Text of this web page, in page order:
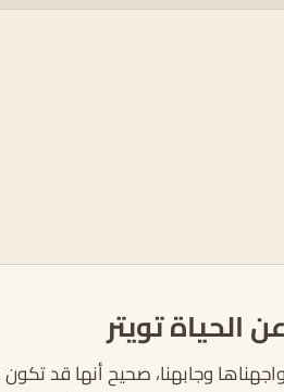
الحياة تويتر
وجابهنا، صحيح أنها قد